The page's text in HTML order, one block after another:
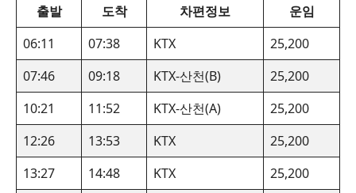
출발 도착 차편정보
운임
06:11
07:38 KTX
25,200
07:46
09:18 KTX-산천(B)
25,200
10:21
11:52 KTX-산천(A)
25,200
12:26
13:53 KTX
25,200
13:27
14:48 KTX
25,200